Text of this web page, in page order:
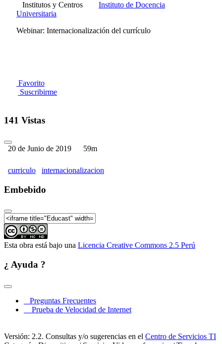
Institutos y Centros
Instituto de Docencia
Universitaria
Webinar: Internacionalización del currículo
Favorito
Suscribirme
141 Vistas
20 de Junio de 2019 59m
curriculo internacionalizacion
Embebido
Esta obra está bajo una Licencia Creative Commons 2.5 Perú
¿ Ayuda ?
Preguntas Frecuentes
Prueba de Velocidad de Internet
Versión: 2.2. Consultas y/o sugerencias en el Centro de Servicios TI